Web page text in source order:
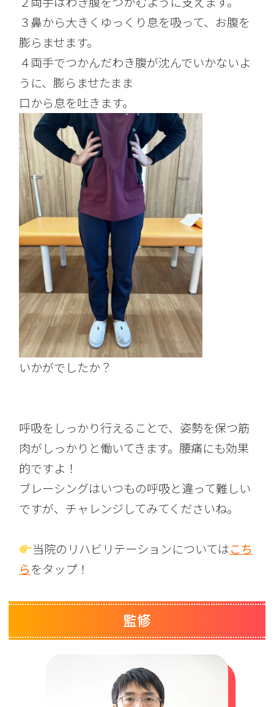
３鼻から大きくゆっくり息を吸って、お腹を
膨らませます。
４両手でつかんだわき腹が沈んでいかないよ
うに、膨らませたまま
口から息を吐きます。
いかがでしたか？
呼吸をしっかり行えることで、姿勢を保つ筋
肉がしっかりと働いてきます。腰痛にも効果
的ですよ！
ブレーシングはいつもの呼吸と違って難しい
ですが、チャレンジしてみてくださいね。
当院のリハビリテーションについてはこち
らをタップ！
監修